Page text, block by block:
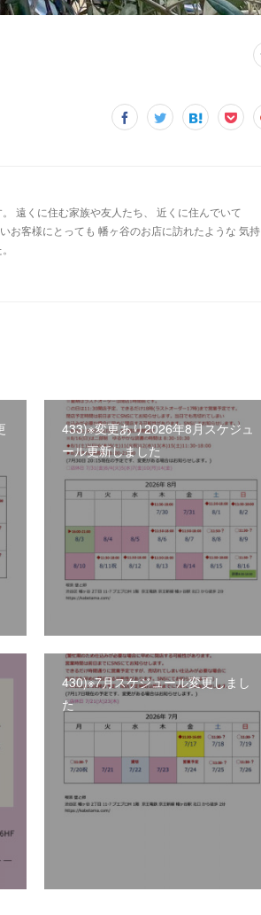
遠くに住む家族や友人たち、 近くに住んでいて
お客様にとっても 幡ヶ谷のお店に訪れたような 気持
433)※変更あり2026年8月スケジュ
ール更新しました
430)※7月スケジュール変更しまし
た